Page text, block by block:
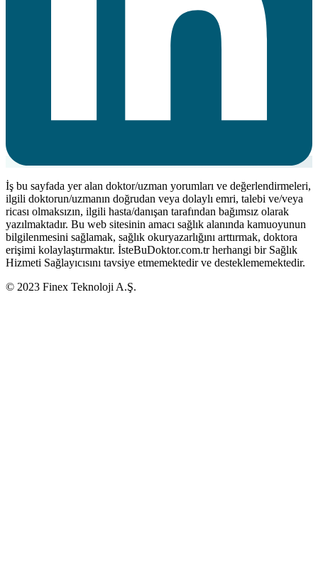
İş bu sayfada yer alan doktor/uzman yorumları ve değerlendirmeleri,
ilgili doktorun/uzmanın doğrudan veya dolaylı emri, talebi ve/veya
ricası olmaksızın, ilgili hasta/danışan tarafından bağımsız olarak
yazılmaktadır. Bu web sitesinin amacı sağlık alanında kamuoyunun
bilgilenmesini sağlamak, sağlık okuryazarlığını arttırmak, doktora
erişimi kolaylaştırmaktır. İsteBuDoktor.com.tr herhangi bir Sağlık
Hizmeti Sağlayıcısını tavsiye etmemektedir ve desteklememektedir.
© 2023 Finex Teknoloji A.Ş.